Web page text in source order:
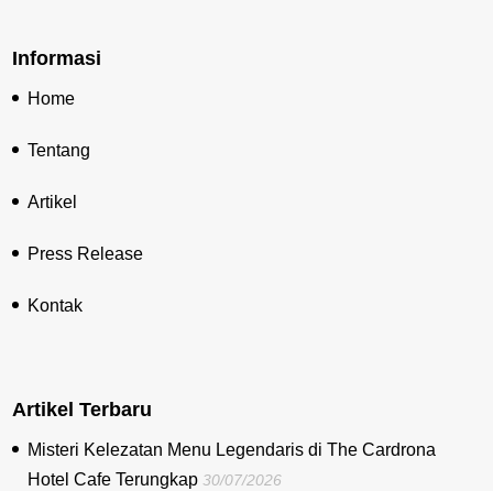
Informasi
Home
Tentang
Artikel
Press Release
Kontak
Artikel Terbaru
Misteri Kelezatan Menu Legendaris di The Cardrona
Hotel Cafe Terungkap 30/07/2026